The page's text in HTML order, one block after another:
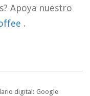
Apoya nuestro
.
digital: Google